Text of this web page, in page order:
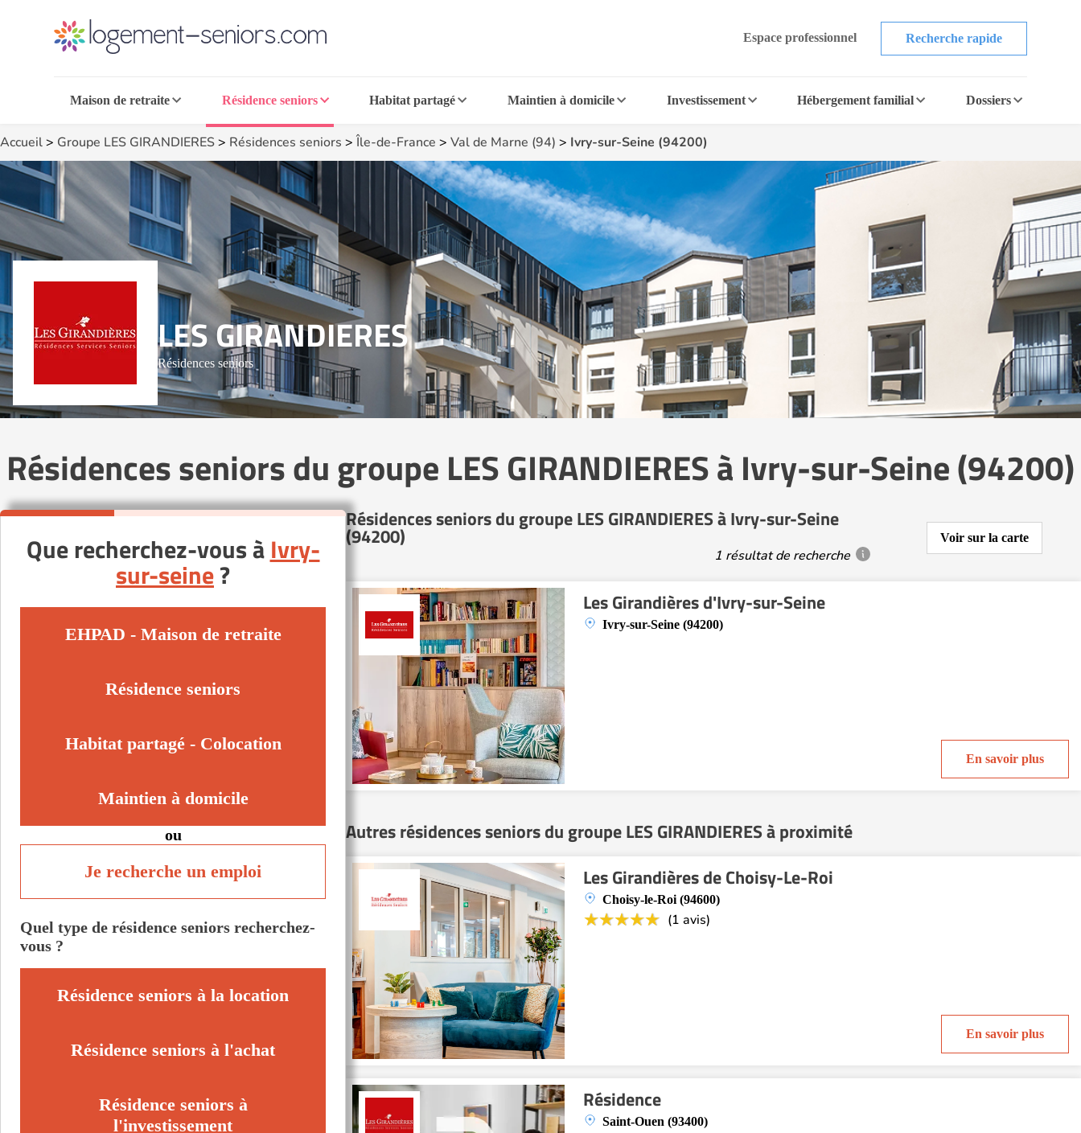
Espace professionnel Recherche rapide
Maison de retraite Résidence seniors Habitat partagé Maintien à domicile Investissement Hébergement familial Dossiers
Accueil> Groupe LES GIRANDIERES> Résidences seniors > Île-de-France > Val de Marne (94) > Ivry-sur-Seine (94200)
LES GIRANDIERES
Résidences seniors
Résidences seniors du groupe LES GIRANDIERES à Ivry-sur-Seine (94200)
Résidences seniors du groupe LES GIRANDIERES à Ivry-sur-Seine
(94200)
1 résultat de recherche
Voir sur la carte
Les Girandières d'Ivry-sur-Seine
Ivry-sur-Seine (94200)
En savoir plus
Autres résidences seniors du groupe LES GIRANDIERES à proximité
Les Girandières de Choisy-Le-Roi
Choisy-le-Roi (94600)
(1 avis)
En savoir plus
Résidence
Saint-Ouen (93400)
Que recherchez-vous àIvry-
sur-seine?
EHPAD - Maison de retraite
Résidence seniors
Habitat partagé - Colocation
Maintien à domicile
ou
Je recherche un emploi
Quel type de résidence seniors recherchez-
vous ?
Résidence seniors à la location
Résidence seniors à l'achat
Résidence seniors à
l'investissement